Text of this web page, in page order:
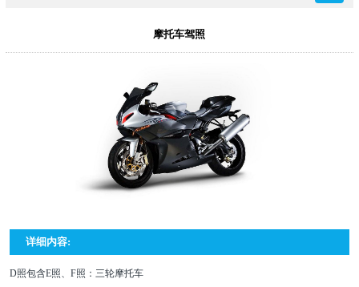
摩托车驾照
详细内容:
D照包含E照、F照：三轮摩托车